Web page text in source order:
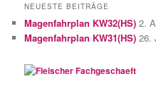
NEUESTE BEITRÄGE
Magenfahrplan KW32(HS) 2.
Magenfahrplan KW31(HS) 26.